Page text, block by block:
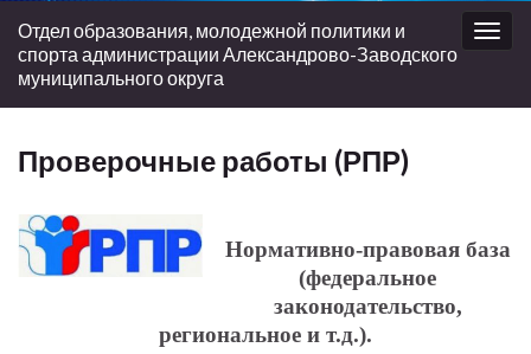
Вкл/
Отдел образования, молодежной политики и
спорта администрации Александрово-Заводского
муниципального округа
Проверочные работы (РПР)
Нормативно-правовая база
(федеральное
законодательство,
региональное и т.д.).